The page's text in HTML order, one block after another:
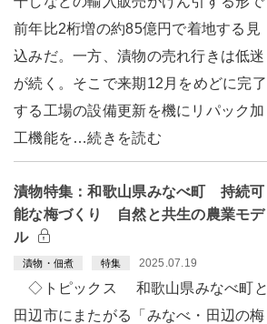
前年比2桁増の約85億円で着地する見
込みだ。一方、漬物の売れ行きは低迷
が続く。そこで来期12月をめどに完了
する工場の設備更新を機にリパック加
工機能を…続きを読む
漬物特集：和歌山県みなべ町 持続可
能な梅づくり 自然と共生の農業モデ
ル
漬物・佃煮 特集 2025.07.19
◇トピックス 和歌山県みなべ町と
田辺市にまたがる「みなべ・田辺の梅